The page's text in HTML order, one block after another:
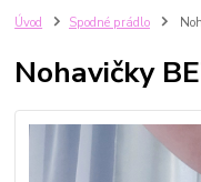
Úvod Spodné prádlo
Nohavičky